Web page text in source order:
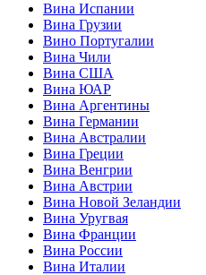
Вина Испании
Вина Грузии
Вино Португалии
Вина Чили
Вина США
Вина ЮАР
Вина Аргентины
Вина Германии
Вина Австралии
Вина Греции
Вина Венгрии
Вина Австрии
Вина Новой Зеландии
Вина Уругвая
Вина Франции
Вина России
Вина Италии